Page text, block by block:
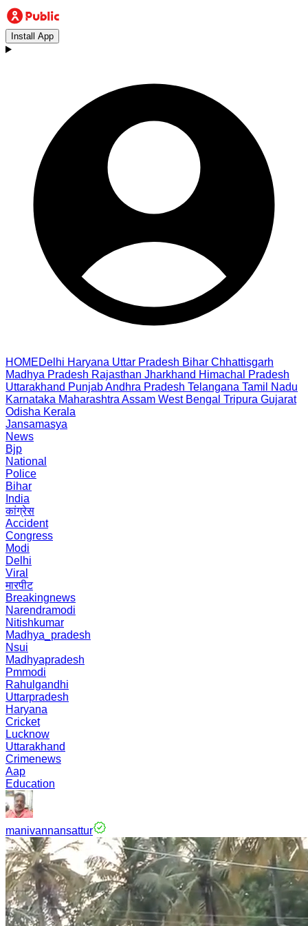
Install App
HOMEDelhi Haryana Uttar Pradesh Bihar Chhattisgarh
Madhya Pradesh Rajasthan Jharkhand Himachal Pradesh
Uttarakhand PunjabAndhra Pradesh Telangana Tamil Nadu
Karnataka Maharashtra Assam West Bengal Tripura Gujarat
Odisha Kerala
Jansamasya
News
Bjp
National
Police
Bihar
India
कांग्रेस
Accident
Congress
Modi
Delhi
Viral
मारपीट
Breakingnews
Narendramodi
Nitishkumar
Madhya_pradesh
Nsui
Madhyapradesh
Pmmodi
Rahulgandhi
Uttarpradesh
Haryana
Cricket
Lucknow
Uttarakhand
Crimenews
Aap
Education
manivannansattur